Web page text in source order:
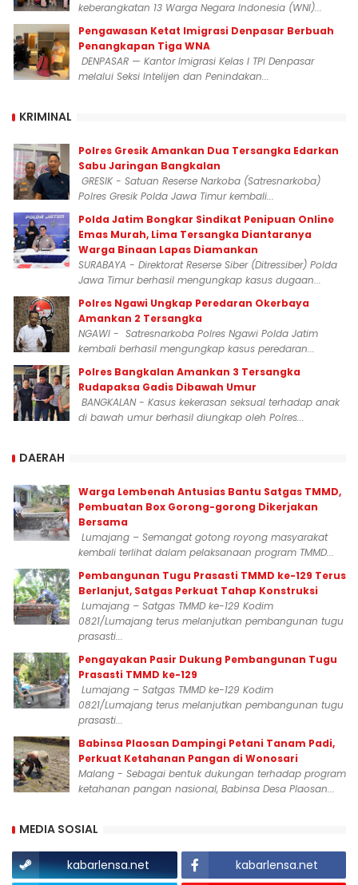
keberangkatan 13 Warga Negara Indonesia (WNI)...
Pengawasan Ketat Imigrasi Denpasar Berbuah
Penangkapan Tiga WNA
DENPASAR — Kantor Imigrasi Kelas I TPI Denpasar
melalui Seksi Intelijen dan Penindakan...
KRIMINAL
Polres Gresik Amankan Dua Tersangka Edarkan
Sabu Jaringan Bangkalan
GRESIK - Satuan Reserse Narkoba (Satresnarkoba)
Polres Gresik Polda Jawa Timur kembali...
Polda Jatim Bongkar Sindikat Penipuan Online
Emas Murah, Lima Tersangka Diantaranya
Warga Binaan Lapas Diamankan
SURABAYA - Direktorat Reserse Siber (Ditressiber) Polda
Jawa Timur berhasil mengungkap kasus dugaan...
Polres Ngawi Ungkap Peredaran Okerbaya
Amankan 2 Tersangka
NGAWI - Satresnarkoba Polres Ngawi Polda Jatim
kembali berhasil mengungkap kasus peredaran...
Polres Bangkalan Amankan 3 Tersangka
Rudapaksa Gadis Dibawah Umur
BANGKALAN - Kasus kekerasan seksual terhadap anak
di bawah umur berhasil diungkap oleh Polres...
DAERAH
Warga Lembenah Antusias Bantu Satgas TMMD,
Pembuatan Box Gorong-gorong Dikerjakan
Bersama
Lumajang – Semangat gotong royong masyarakat
kembali terlihat dalam pelaksanaan program TMMD...
Pembangunan Tugu Prasasti TMMD ke-129 Terus
Berlanjut, Satgas Perkuat Tahap Konstruksi
Lumajang – Satgas TMMD ke-129 Kodim
0821/Lumajang terus melanjutkan pembangunan tugu
prasasti...
Pengayakan Pasir Dukung Pembangunan Tugu
Prasasti TMMD ke-129
Lumajang – Satgas TMMD ke-129 Kodim
0821/Lumajang terus melanjutkan pembangunan tugu
prasasti...
Babinsa Plaosan Dampingi Petani Tanam Padi,
Perkuat Ketahanan Pangan di Wonosari
Malang - Sebagai bentuk dukungan terhadap program
ketahanan pangan nasional, Babinsa Desa Plaosan...
MEDIA SOSIAL
kabarlensa.net kabarlensa.net